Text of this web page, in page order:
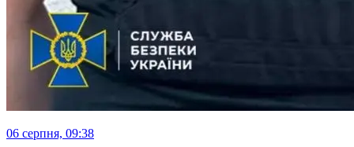
06 серпня, 09:38